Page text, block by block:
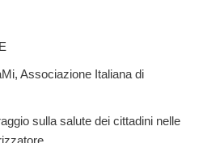
Associazione Italiana di
sulla salute dei cittadini nelle